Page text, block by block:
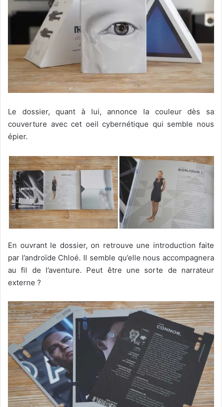
Le dossier, quant à lui, annonce la couleur dès sa
couverture avec cet oeil cybernétique qui semble nous
épier.
En ouvrant le dossier, on retrouve une introduction faite
par l’androïde Chloé. Il semble qu’elle nous accompagnera
au fil de l’aventure. Peut être une sorte de narrateur
externe ?